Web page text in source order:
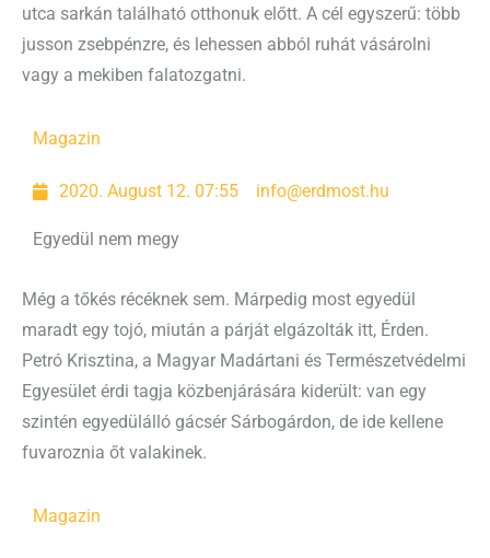
utca sarkán található otthonuk előtt. A cél egyszerű: több
jusson zsebpénzre, és lehessen abból ruhát vásárolni
vagy a mekiben falatozgatni.
Magazin
2020. August 12. 07:55 info@erdmost.hu
Egyedül nem megy
Még a tőkés récéknek sem. Márpedig most egyedül
maradt egy tojó, miután a párját elgázolták itt, Érden.
Petró Krisztina, a Magyar Madártani és Természetvédelmi
Egyesület érdi tagja közbenjárására kiderült: van egy
szintén egyedülálló gácsér Sárbogárdon, de ide kellene
fuvaroznia őt valakinek.
Magazin